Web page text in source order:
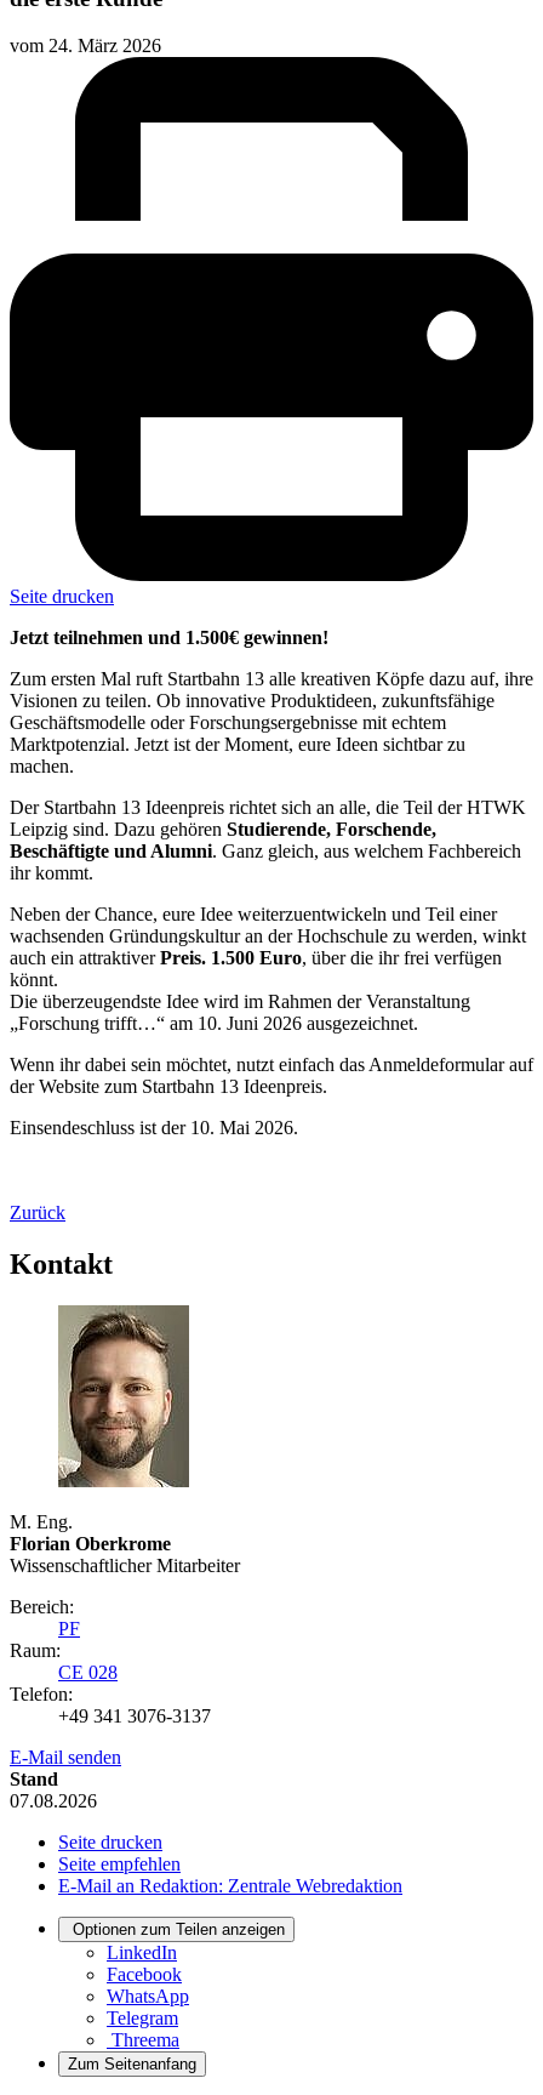
vom 24. März 2026
Seite drucken
Jetzt teilnehmen und 1.500€ gewinnen!
Zum ersten Mal ruft Startbahn 13 alle kreativen Köpfe dazu auf, ihre
Visionen zu teilen. Ob innovative Produktideen, zukunftsfähige
Geschäftsmodelle oder Forschungsergebnisse mit echtem
Marktpotenzial. Jetzt ist der Moment, eure Ideen sichtbar zu
machen.
Der Startbahn 13 Ideenpreis richtet sich an alle, die Teil der HTWK
Leipzig sind. Dazu gehören Studierende, Forschende,
Beschäftigte und Alumni. Ganz gleich, aus welchem Fachbereich
ihr kommt.
Neben der Chance, eure Idee weiterzuentwickeln und Teil einer
wachsenden Gründungskultur an der Hochschule zu werden, winkt
auch ein attraktiverPreis. 1.500 Euro, über die ihr frei verfügen
könnt.
Die überzeugendste Idee wird im Rahmen der Veranstaltung
„Forschung trifft…“ am 10. Juni 2026 ausgezeichnet.
Wenn ihr dabei sein möchtet, nutzt einfach das Anmeldeformular auf
der Website zum Startbahn 13 Ideenpreis.
Einsendeschluss ist der 10. Mai 2026.
Zurück
Kontakt
M. Eng.
Florian Oberkrome
Wissenschaftlicher Mitarbeiter
Bereich:
PF
Raum:
CE 028
Telefon:
+49 341 3076-3137
E-Mail senden
Stand
07.08.2026
Seite drucken
Seite empfehlen
E-Mail an Redaktion: Zentrale Webredaktion
Optionen zum Teilen anzeigen
LinkedIn
Facebook
WhatsApp
Telegram
Threema
Zum Seitenanfang